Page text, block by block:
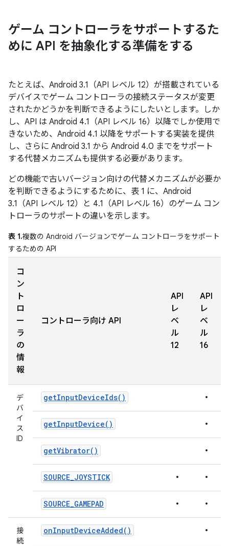
ゲーム コントローラをサポートするた
めに API を抽象化する準備をする
たとえば、Android 3.1（API レベル 12）が搭載されている
デバイスでゲーム コントローラの接続ステータスが変更
されたかどうかを判断できるようにしたいとします。しか
し、API は Android 4.1（API レベル 16）以降でしか使用で
きないため、Android 4.1 以降をサポートする実装を提供
し、さらに Android 3.1 から Android 4.0 までをサポート
する代替メカニズムも提供する必要があります。
どの機能で古いバージョン向けの代替メカニズムが必要か
を判断できるようにするために、表 1 に、Android
3.1（API レベル 12）と 4.1（API レベル 16）のゲーム コン
トローラのサポートの違いを示します。
表 1.複数の Android バージョンでゲーム コントローラをサポート
するための API
コ
ン
ト
ロ
ー
ラ
の
情
報
コントローラ向け API
API
レ
ベ
ル
12
API
レ
ベ
ル
16
デ
バ
イ
ス
ID
getInputDeviceIds( ) •
getInputDevice( ) •
getVibrator( ) •
SOURCE_JOYSTICK • •
SOURCE_GAMEPAD • •
接
続
onInputDeviceAdded( ) •